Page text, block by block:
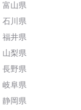
富山県
石川県
福井県
山梨県
長野県
岐阜県
静岡県